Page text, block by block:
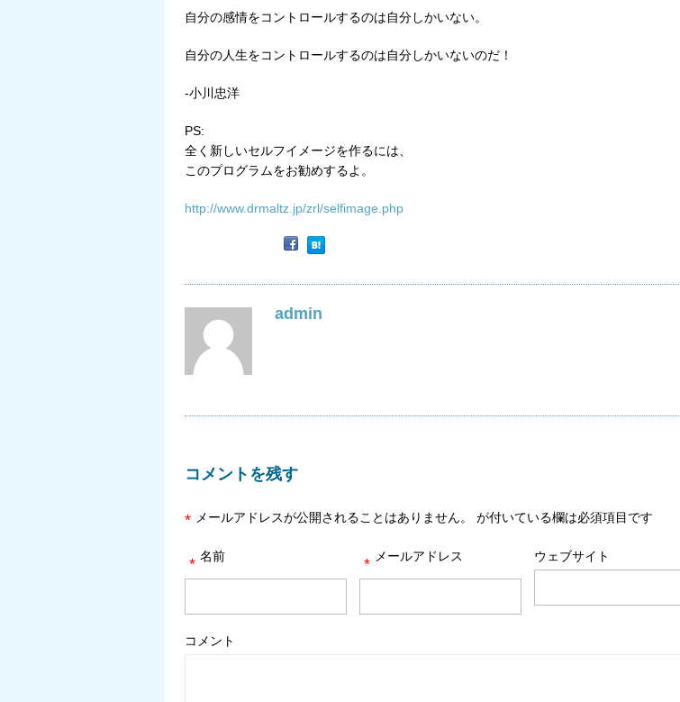
自分の感情をコントロールするのは自分しかいない。
自分の人生をコントロールするのは自分しかいないのだ！
-小川忠洋
PS:
全く新しいセルフイメージを作るには、
このプログラムをお勧めするよ。
http://www.drmaltz.jp/zrl/selfimage.php
admin
コメントを残す
メールアドレスが公開されることはありません。
* が付いている欄は必須項目です
名前
* メールアドレス
* ウェブサイト
コメント